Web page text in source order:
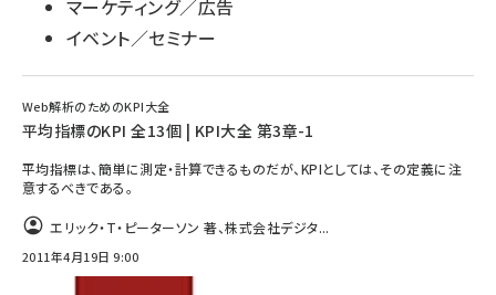
マーケティング／広告
イベント／セミナー
Web解析のためのKPI大全
平均指標のKPI 全13個 | KPI大全 第3章-1
平均指標は、簡単に測定・計算できるものだが、KPIとしては、その定義に注
意するべきである。
エリック・T・ピーターソン 著、株式会社デジタ...
2011年4月19日 9:00